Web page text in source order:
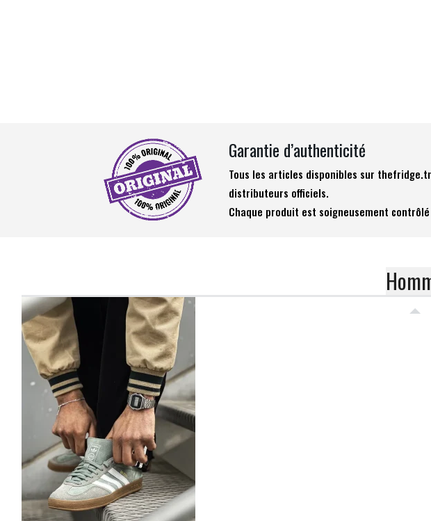
Garantie d’authenticité
Tous les articles disponibles sur
distributeurs officiels.
Chaque produit est soigneusement